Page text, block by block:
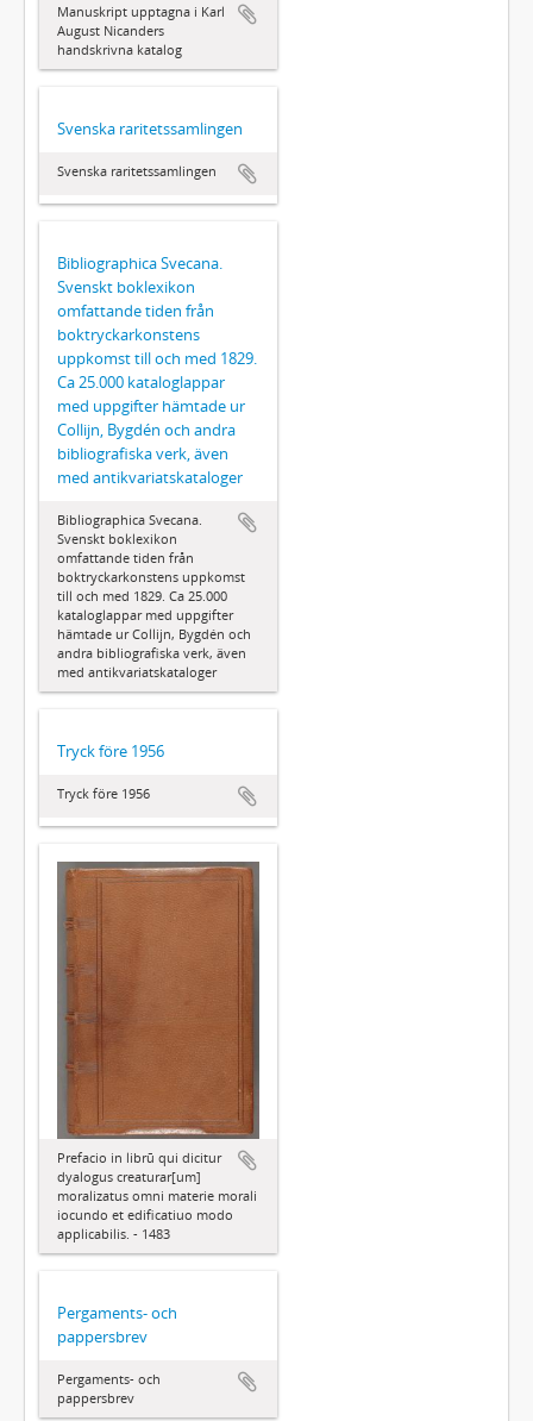
Manuskript upptagna i Karl
August Nicanders
handskrivna katalog
Svenska raritetssamlingen
Svenska raritetssamlingen
Bibliographica Svecana.
Svenskt boklexikon
omfattande tiden från
boktryckarkonstens
uppkomst till och med 1829.
Ca 25.000 kataloglappar
med uppgifter hämtade ur
Collijn, Bygdén och andra
bibliografiska verk, även
med antikvariatskataloger
Bibliographica Svecana.
Svenskt boklexikon
omfattande tiden från
boktryckarkonstens uppkomst
till och med 1829. Ca 25.000
kataloglappar med uppgifter
hämtade ur Collijn, Bygdén och
andra bibliografiska verk, även
med antikvariatskataloger
Tryck före 1956
Tryck före 1956
Prefacio in librū qui dicitur
dyalogus creaturar[um]
moralizatus omni materie morali
iocundo et edificatiuo modo
applicabilis. - 1483
Pergaments- och
pappersbrev
Pergaments- och
pappersbrev